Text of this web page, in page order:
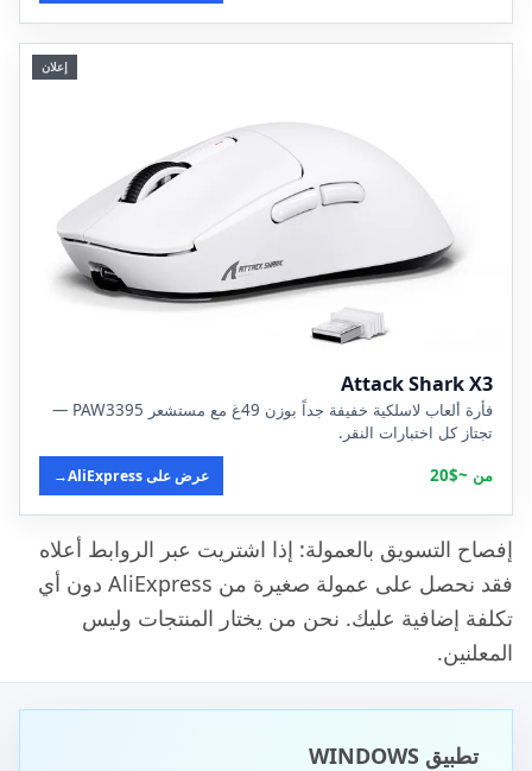
إعلان
Attack Shark X3
فأرة ألعاب لاسلكية خفيفة جداً بوزن 49غ مع مستشعر PAW3395 —
تجتاز كل اختبارات النقر.
من ~$20
عرض على AliExpress →
إفصاح التسويق بالعمولة: إذا اشتريت عبر الروابط أعلاه
فقد نحصل على عمولة صغيرة من AliExpress دون أي
تكلفة إضافية عليك. نحن من يختار المنتجات وليس
المعلنين.
تطبيق WINDOWS